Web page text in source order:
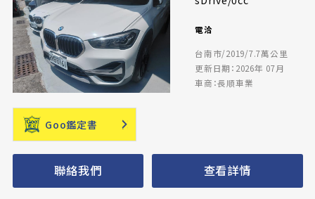
電洽
台南市/2019/7.7萬公里
更新日期：2026年 07月
車商：長順車業
Goo鑑定書
聯絡我們 查看詳情